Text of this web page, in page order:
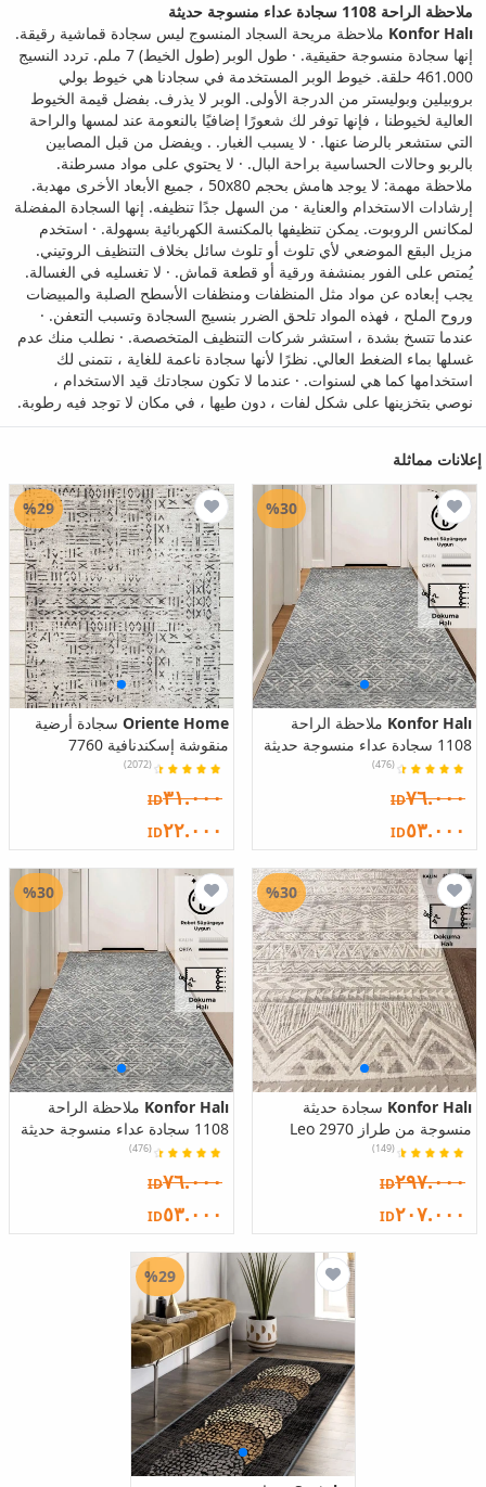
ملاحظة الراحة 1108 سجادة عداء منسوجة حديثة
Konfor Halı ملاحظة مريحة السجاد المنسوج ليس سجادة قماشية رقيقة.
إنها سجادة منسوجة حقيقية. · طول الوبر (طول الخيط) 7 ملم. تردد النسيج
461.000 حلقة. خيوط الوبر المستخدمة في سجادنا هي خيوط بولي
بروبيلين وبوليستر من الدرجة الأولى. الوبر لا يذرف. بفضل قيمة الخيوط
العالية لخيوطنا ، فإنها توفر لك شعورًا إضافيًا بالنعومة عند لمسها والراحة
التي ستشعر بالرضا عنها. · لا يسبب الغبار. . ويفضل من قبل المصابين
بالربو وحالات الحساسية براحة البال. · لا يحتوي على مواد مسرطنة.
ملاحظة مهمة: لا يوجد هامش بحجم 50x80 ، جميع الأبعاد الأخرى مهدبة.
إرشادات الاستخدام والعناية · من السهل جدًا تنظيفه. إنها السجادة المفضلة
لمكانس الروبوت. يمكن تنظيفها بالمكنسة الكهربائية بسهولة. · استخدم
مزيل البقع الموضعي لأي تلوث أو تلوث سائل بخلاف التنظيف الروتيني.
يُمتص على الفور بمنشفة ورقية أو قطعة قماش. · لا تغسليه في الغسالة.
يجب إبعاده عن مواد مثل المنظفات ومنظفات الأسطح الصلبة والمبيضات
وروح الملح ، فهذه المواد تلحق الضرر بنسيج السجادة وتسبب التعفن. ·
عندما تتسخ بشدة ، استشر شركات التنظيف المتخصصة. · نطلب منك عدم
غسلها بماء الضغط العالي. نظرًا لأنها سجادة ناعمة للغاية ، نتمنى لك
استخدامها كما هي لسنوات. · عندما لا تكون سجادتك قيد الاستخدام ،
نوصي بتخزينها على شكل لفات ، دون طيها ، في مكان لا توجد فيه رطوبة.
إعلانات مماثلة
Konfor Halı ملاحظة الراحة
1108 سجادة عداء منسوجة حديثة
(476)
ID٧٦.٠٠٠
ID٥٣.٠٠٠
%30
Oriente Home سجادة أرضية
منقوشة إسكندنافية 7760
(2072)
ID٣١.٠٠٠
ID٢٢.٠٠٠
%29
Konfor Halı سجادة حديثة
منسوجة من طراز Leo 2970
(149)
ID٢٩٧.٠٠٠
ID٢٠٧.٠٠٠
%30
Konfor Halı ملاحظة الراحة
1108 سجادة عداء منسوجة حديثة
(476)
ID٧٦.٠٠٠
ID٥٣.٠٠٠
%30
%29